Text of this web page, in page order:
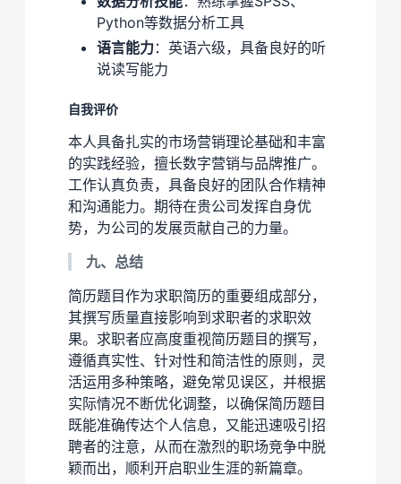
Python等数据分析工具
语言能力：英语六级，具备良好的听
说读写能力
自我评价
本人具备扎实的市场营销理论基础和丰富
的实践经验，擅长数字营销与品牌推广。
工作认真负责，具备良好的团队合作精神
和沟通能力。期待在贵公司发挥自身优
势，为公司的发展贡献自己的力量。
九、总结
简历题目作为求职简历的重要组成部分，
其撰写质量直接影响到求职者的求职效
果。求职者应高度重视简历题目的撰写，
遵循真实性、针对性和简洁性的原则，灵
活运用多种策略，避免常见误区，并根据
实际情况不断优化调整，以确保简历题目
既能准确传达个人信息，又能迅速吸引招
聘者的注意，从而在激烈的职场竞争中脱
颖而出，顺利开启职业生涯的新篇章。